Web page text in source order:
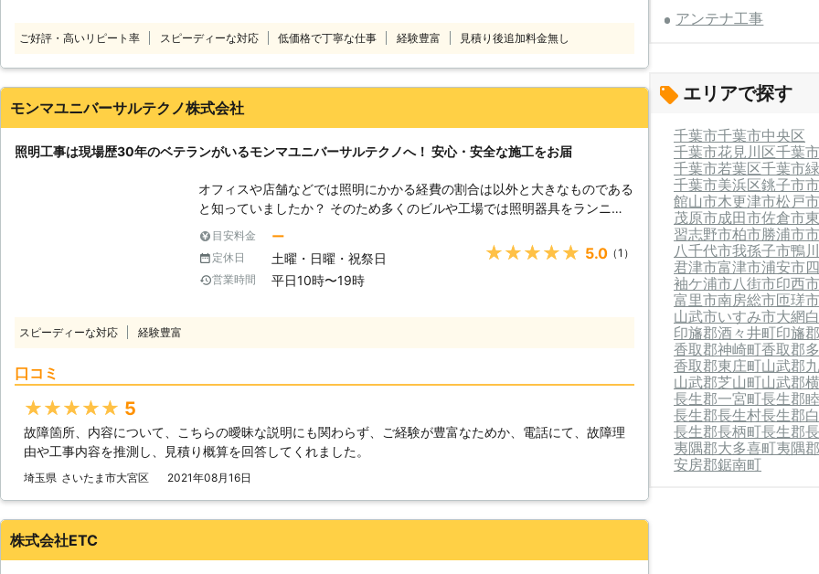
ご好評・高いリピート率 スピーディーな対応 低価格で丁寧な仕事 経験豊富 見積り後追加料金無し
モンマユニバーサルテクノ株式会社
照明工事は現場歴30年のベテランがいるモンマユニバーサルテクノへ！ 安心・安全な施工をお届
オフィスや店舗などでは照明にかかる経費の割合は以外と大きなものである
と知っていましたか？ そのため多くのビルや工場では照明器具をランニン
グコストのLEDに変え、消費電力を下げる努力をしています。 しかし、電
球をLEDに変えればそれで省エネが実現されるわけではありません。LED照
明は専用の照明器具を利用することで、さらなるコストダウンが見込める照
明です。 オフィス全体、店舗全体のLED照明工事をお考えなら、モンマユ
ます。 また、弊社では電気工事の他にも建物技術管理も専門におこなって
が選ばれる理由】 弊社には多くのお客様から選ばれる理由があります。 〇
資格を持ったスタッフがお客様のもとにお伺いします モンマユニバーサル
テクノ株式会社には電気工事士の資格を持ったスタッフが多数在席していま
目安料金 ー
定休日 土曜・日曜・祝祭日
営業時間 平日10時〜19時
★★★★★ 5.0（1）
スピーディーな対応 経験豊富
口コミ
★★★★★ 5
故障箇所、内容について、こちらの曖昧な説明にも関わらず、ご経験が豊富なためか、電話にて、故障理
由や工事内容を推測し、見積り概算を回答してくれました。
埼玉県 さいたま市大宮区 2021年08月16日
株式会社ETC
アンテナ工事
エリアで探す
千葉市千葉市中央区
千葉市花見川区千葉
千葉市若葉区千葉市
千葉市美浜区銚子市
館山市木更津市松戸市
茂原市成田市佐倉市
習志野市柏市勝浦市
八千代市我孫子市鴨
君津市富津市浦安市
袖ケ浦市八街市印西市
富里市南房総市匝瑳市
山武市いすみ市大網
印旛郡酒々井町印旛
香取郡神崎町香取郡
香取郡東庄町山武郡
山武郡芝山町山武郡
長生郡一宮町長生郡
長生郡長生村長生郡
長生郡長柄町長生郡
夷隅郡大多喜町夷隅
安房郡鋸南町